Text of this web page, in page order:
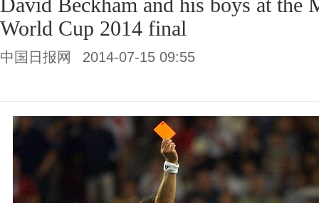
David Beckham and his boys at the
World Cup 2014 final
中国日报网 2014-07-15 09:55